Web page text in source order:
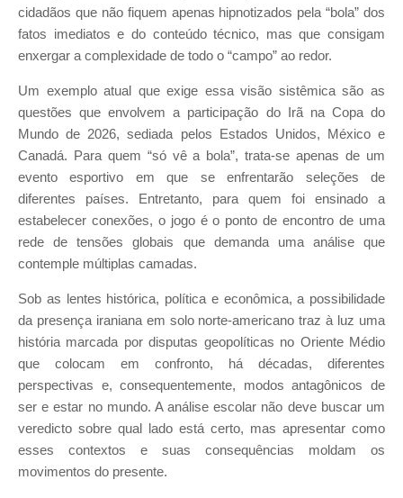
cidadãos que não fiquem apenas hipnotizados pela “bola” dos
fatos imediatos e do conteúdo técnico, mas que consigam
enxergar a complexidade de todo o “campo” ao redor.
Um exemplo atual que exige essa visão sistêmica são as
questões que envolvem a participação do Irã na Copa do
Mundo de 2026, sediada pelos Estados Unidos, México e
Canadá. Para quem “só vê a bola”, trata-se apenas de um
evento esportivo em que se enfrentarão seleções de
diferentes países. Entretanto, para quem foi ensinado a
estabelecer conexões, o jogo é o ponto de encontro de uma
rede de tensões globais que demanda uma análise que
contemple múltiplas camadas.
Sob as lentes histórica, política e econômica, a possibilidade
da presença iraniana em solo norte-americano traz à luz uma
história marcada por disputas geopolíticas no Oriente Médio
que colocam em confronto, há décadas, diferentes
perspectivas e, consequentemente, modos antagônicos de
ser e estar no mundo. A análise escolar não deve buscar um
veredicto sobre qual lado está certo, mas apresentar como
esses contextos e suas consequências moldam os
movimentos do presente.